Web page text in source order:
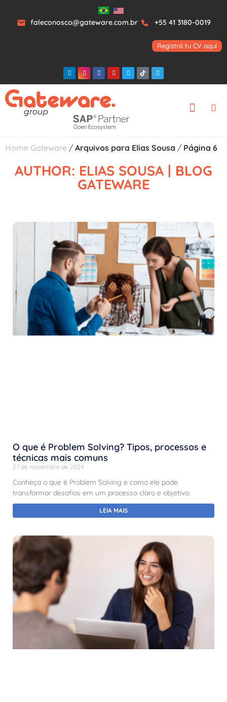
faleconosco@gateware.com.br +55 41 3180-0019
Registrá tu CV aquí
Home Gateware / Arquivos para Elias Sousa / Página 6
AUTHOR: ELIAS SOUSA | BLOG
GATEWARE
O que é Problem Solving? Tipos, processos e
técnicas mais comuns
27 de noviembre de 2024
Conheça o que é Problem Solving e como ele pode
transformar desafios em um processo claro e objetivo.
LEIA MAIS